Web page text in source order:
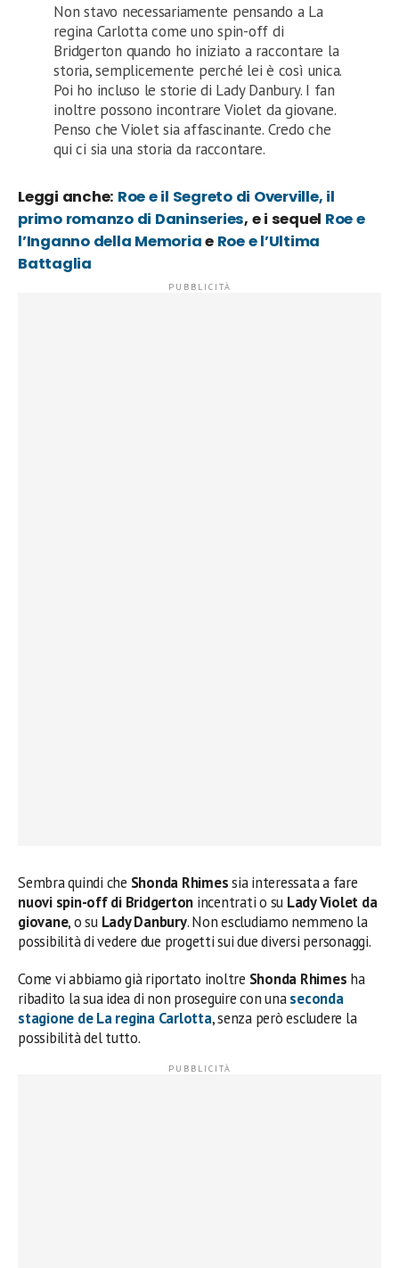
Non stavo necessariamente pensando a La
regina Carlotta come uno spin-off di
Bridgerton quando ho iniziato a raccontare la
storia, semplicemente perché lei è così unica.
Poi ho incluso le storie di Lady Danbury. I fan
inoltre possono incontrare Violet da giovane.
Penso che Violet sia affascinante. Credo che
qui ci sia una storia da raccontare.
Leggi anche: Roe e il Segreto di Overville, il
primo romanzo di Daninseries, e i sequel Roe e
l’Inganno della Memoriae Roe e l’Ultima
Battaglia
Sembra quindi che Shonda Rhimessia interessata a fare
nuovi spin-off di Bridgerton incentrati o su Lady Violet da
giovane, o su Lady Danbury. Non escludiamo nemmeno la
possibilità di vedere due progetti sui due diversi personaggi.
Come vi abbiamo già riportato inoltre Shonda Rhimes ha
ribadito la sua idea di non proseguire con unaseconda
stagione de La regina Carlotta, senza però escludere la
possibilità del tutto.